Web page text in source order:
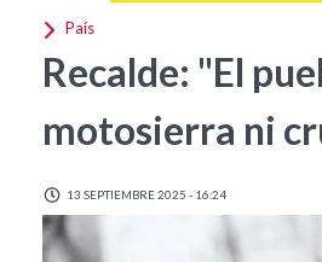
País
Recalde: "El
motosierra ni
13 SEPTIEMBRE 2025 - 16:24